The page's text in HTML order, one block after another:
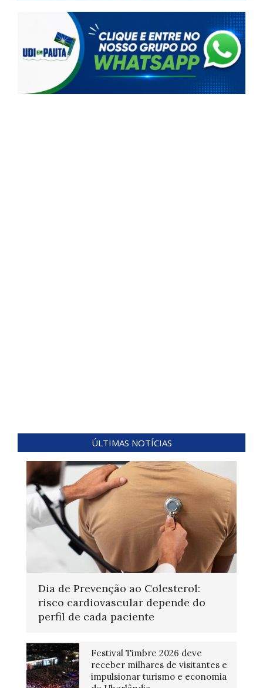
ÚLTIMAS NOTÍCIAS
Dia de Prevenção ao Colesterol:
risco cardiovascular depende do
perfil de cada paciente
Festival Timbre 2026 deve
receber milhares de visitantes e
impulsionar turismo e economia